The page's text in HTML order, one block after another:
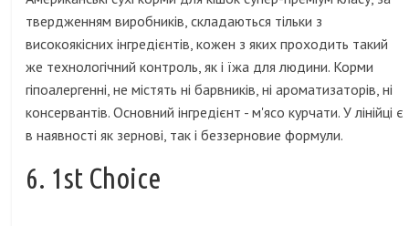
твердженням виробників, складаються тільки з
високоякісних інгредієнтів, кожен з яких проходить такий
же технологічний контроль, як і їжа для людини. Корми
гіпоалергенні, не містять ні барвників, ні ароматизаторів, ні
консервантів. Основний інгредієнт - м'ясо курчати. У лінійці є
в наявності як зернові, так і беззерновие формули.
6. 1st Choice